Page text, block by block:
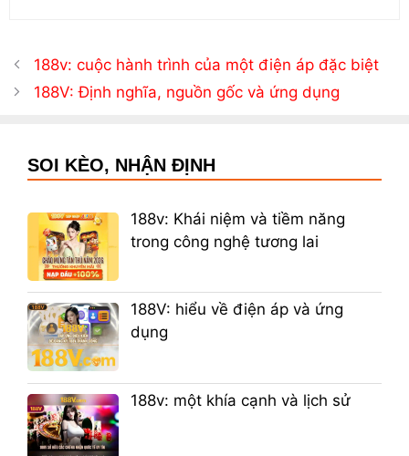
188v: cuộc hành trình của một điện áp đặc biệt
188V: Định nghĩa, nguồn gốc và ứng dụng
SOI KÈO, NHẬN ĐỊNH
188v: Khái niệm và tiềm năng
trong công nghệ tương lai
188V: hiểu về điện áp và ứng
dụng
188v: một khía cạnh và lịch sử